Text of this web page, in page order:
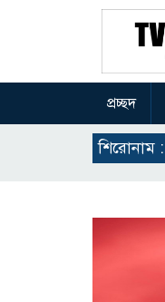
প্রচ্ছদ
শিরোনাম :